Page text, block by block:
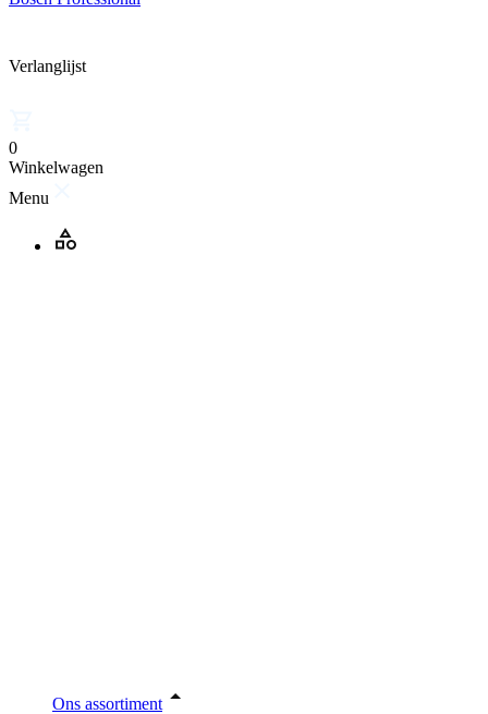
Verlanglijst
0
Winkelwagen
Menu
Ons assortiment